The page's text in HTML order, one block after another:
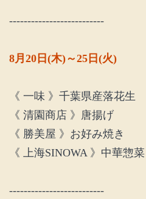
--------------------------
8月20日(木)～25日(火)
《 一味 》千葉県産落花生
《 清園商店 》唐揚げ
《 勝美屋 》お好み焼き
《 上海SINOWA 》中華惣菜
--------------------------